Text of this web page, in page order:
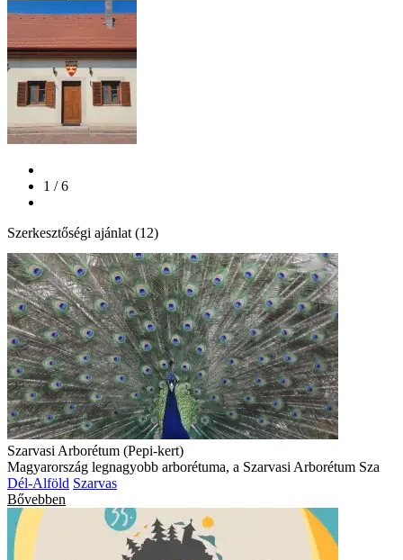
1 / 6
Szerkesztőségi ajánlat (12)
Szarvasi Arborétum (Pepi-kert)
Magyarország legnagyobb arborétuma, a Szarvasi Arborétum Sza
Dél-Alföld Szarvas
Bővebben